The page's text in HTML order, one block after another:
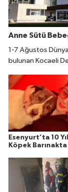
Anne Sütü
1-7 Ağustos Dünya
bulunan Kocaeli
içinde emzirmeye
Esenyurt’ta 10
Köpek
Soruşturma